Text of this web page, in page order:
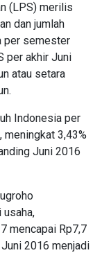
(LPS) merilis
dan jumlah
per semester
per akhir Juni
atau setara
Indonesia per
3,43%
Juni 2016
mencapai Rp7,7
2016 menjadi